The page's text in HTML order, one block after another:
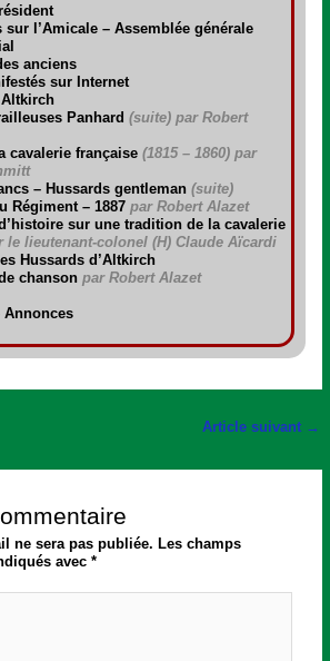
l’Amicale – Assemblée générale
anciens
sur Internet
Panhard (suite) par Robert
cavalerie française (1815 – 1860) par
– Hussards gentleman (suite)
Régiment – 1887 par Robert Alazet
sur une tradition de la cavalerie
le lieutenant-colonel (H) Claude Aïcardi
Hussards d’Altkirch
chanson par Robert Alazet
Article suivant →
ne sera pas publiée. Les champs
avec*